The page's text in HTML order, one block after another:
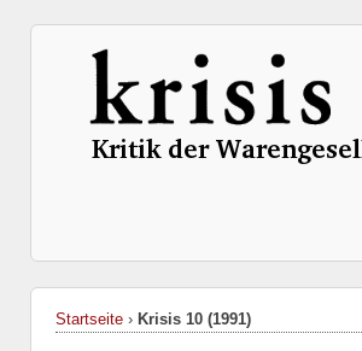
Startseite › Krisis 10 (1991)